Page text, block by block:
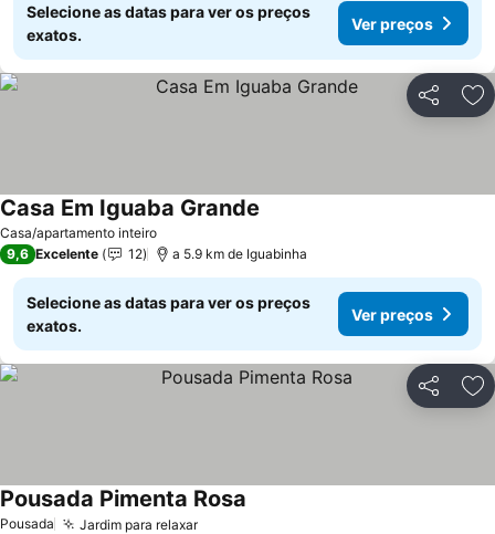
Selecione as datas para ver os preços
exatos.
Ver preços
Partilhar
Casa/apartamento inteiro
Casa Em Iguaba Grande
9,6 Excelente 12 a 5.9 km de Iguabinha
Selecione as datas para ver os preços
exatos.
Ver preços
Partilhar
Pousada Jardim para relaxar
Pousada Pimenta Rosa